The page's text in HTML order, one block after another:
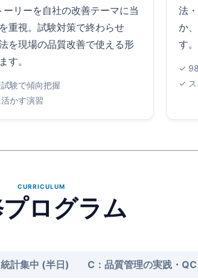
ーリーを自社の改善テーマに当
重視。試験対策で終わらせ
を現場の品質改善で使える形
す。
験で傾向把握
かす演習
法
か
す。
✓
✓ ス
CURRICULUM
ログラム
計集中 (半日) C：品質管理の実践・